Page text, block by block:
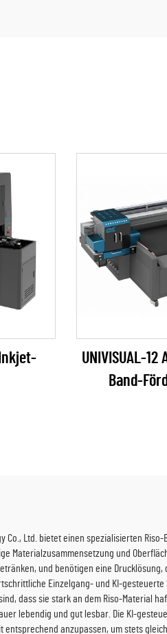
UNIVISUAL-
Band-
Co., Ltd. bietet einen spezialisierten
Materialzusammensetzung und
und benötigen eine
Einzelgang- und KI-
dass sie stark an dem Riso-Material
lebendig und gut lesbar. Die KI-
entsprechend anzupassen, um stets